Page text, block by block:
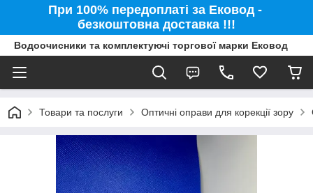
При 100% передоплаті за Ековод -
безкоштовна доставка !!!
Водоочисники та комплектуючі торгової марки Ековод
Товари та послуги Оптичні оправи для корекції зору